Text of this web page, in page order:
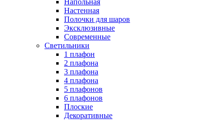
Напольная
Настенная
Полочки для шаров
Эксклюзивные
Современные
Светильники
1 плафон
2 плафона
3 плафона
4 плафона
5 плафонов
6 плафонов
Плоские
Декоративные